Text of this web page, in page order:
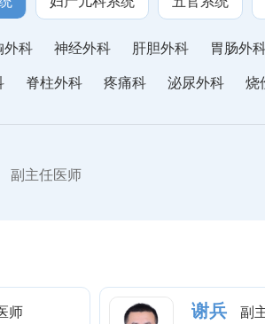
外科 神经外科 肝胆外科 胃肠外
脊柱外科 疼痛科 泌尿外科 烧
副主任医师
师
谢兵
副